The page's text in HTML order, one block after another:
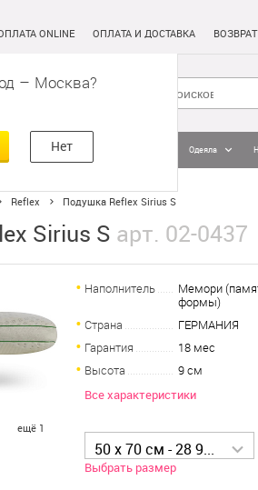
– Москва
Нет
ONLINE ОПЛАТА И ДОСТАВКА
Постельное белье Одеяла
Reflex Подушка Reflex Sirius S
Sirius S арт. 02-0437
ещё 1
Наполнитель
Мемори
формы)
Страна
ГЕРМАНИЯ
Гарантия
18 мес
Высота
9 см
Все характеристики
50 x 70 см - 28 990 р
Выбрать размер